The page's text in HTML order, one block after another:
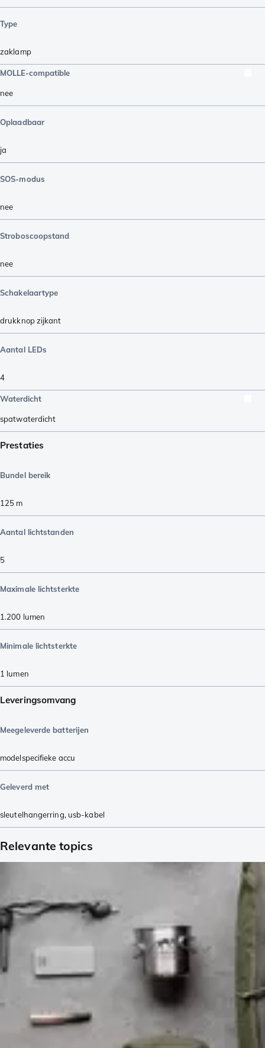
Type
zaklamp
MOLLE-compatible
nee
Oplaadbaar
ja
SOS-modus
nee
Stroboscoopstand
nee
Schakelaartype
drukknop zijkant
Aantal LEDs
4
Waterdicht
spatwaterdicht
Prestaties
Bundel bereik
125 m
Aantal lichtstanden
5
Maximale lichtsterkte
1.200 lumen
Minimale lichtsterkte
1 lumen
Leveringsomvang
Meegeleverde batterijen
modelspecifieke accu
Geleverd met
sleutelhangerring, usb-kabel
Relevante topics